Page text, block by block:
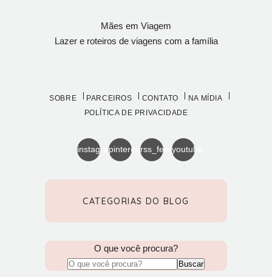
Mães em Viagem
Lazer e roteiros de viagens com a família
SOBRE PARCEIROS CONTATO
NA MÍDIA
POLÍTICA DE PRIVACIDADE
instagrampinterestrss_feedyoutube
CATEGORIAS DO BLOG
O que você procura?
Buscar